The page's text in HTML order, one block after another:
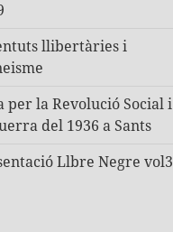
llibertàries i
per la Revolució Social i
del 1936 a Sants
Llbre Negre vol3